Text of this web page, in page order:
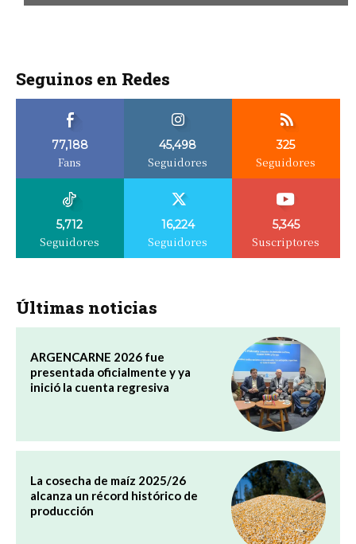
Seguinos en Redes
77,188
Fans
45,498
Seguidores
325
Seguidores
5,712
Seguidores
16,224
Seguidores
5,345
Suscriptores
Últimas noticias
ARGENCARNE 2026 fue
presentada oficialmente y ya
inició la cuenta regresiva
La cosecha de maíz 2025/26
alcanza un récord histórico de
producción